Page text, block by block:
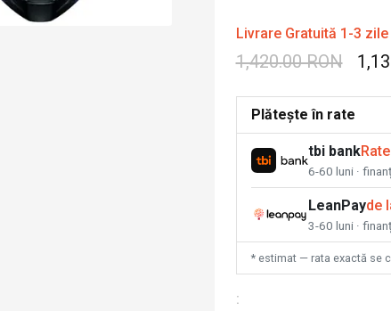
Livrare Gratuită 1-3
1,420.00 RON
Plătește în rate
tbi bank
6-60 luni ·
LeanPayde
3-60 luni ·
* estimat — rata exactă se
: